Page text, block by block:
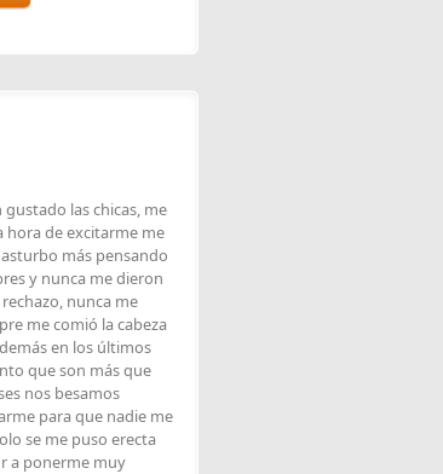
las chicas, me
hora de excitarme me
más pensando
y nunca me dieron
nunca me
me comió la cabeza
en los últimos
que son más que
nos besamos
para que nadie me
se me puso erecta
a ponerme muy